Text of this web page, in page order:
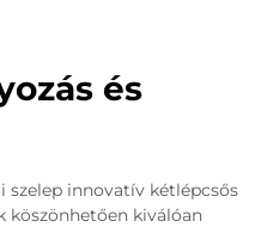
és
szelep innovatív kétlépcsős
köszönhetően kiválóan